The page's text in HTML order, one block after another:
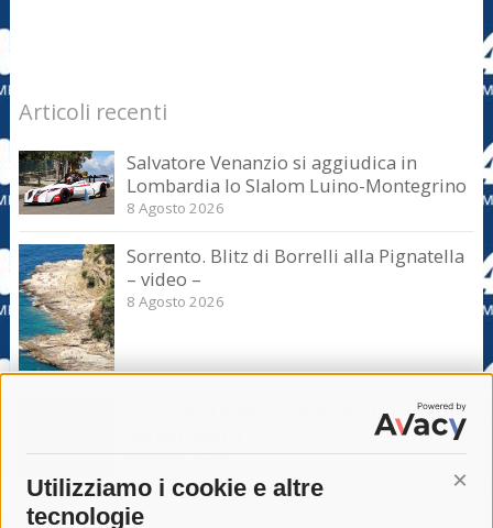
Utilizziamo i cookie e altre
tecnologie
Articoli recenti
Salvatore Venanzio si aggiudica in
Lombardia lo Slalom Luino-Montegrino
8 Agosto 2026
Sorrento. Blitz di Borrelli alla Pignatella
– video –
8 Agosto 2026
Sorrento. Le denunce: Bivacchi e rifiuti
8 Agosto 2026